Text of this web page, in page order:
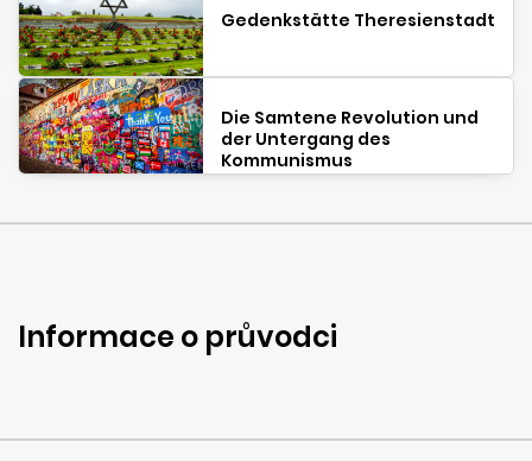
Gedenkstätte Theresienstadt
Die Samtene Revolution und
der Untergang des
Kommunismus
Informace o průvodci